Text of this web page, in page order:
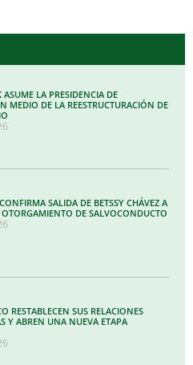
ASUME LA PRESIDENCIA DE
MEDIO DE LA REESTRUCTURACIÓN DE
SALIDA DE BETSSY CHÁVEZ A
OTORGAMIENTO DE SALVOCONDUCTO
RESTABLECEN SUS RELACIONES
Y ABREN UNA NUEVA ETAPA